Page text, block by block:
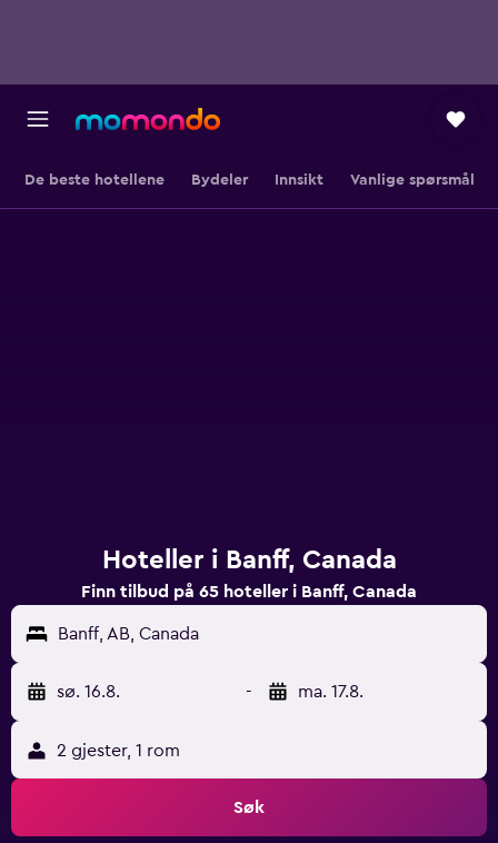
De beste hotellene Bydeler Innsikt Vanlige spørsmål
Hoteller i Banff, Canada
Finn tilbud på 65 hoteller i Banff, Canada
Banff, AB, Canada
sø. 16.8. - ma. 17.8.
2 gjester, 1 rom
Søk